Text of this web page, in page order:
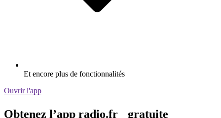
Et encore plus de fonctionnalités
Ouvrir l'app
Obtenez l’app radio.fr gratuite